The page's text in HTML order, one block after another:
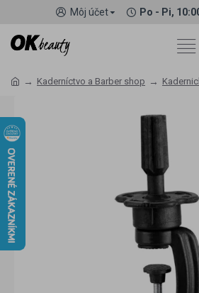
Môj účet Po - Pi,
Kaderníctvo a Barber shop